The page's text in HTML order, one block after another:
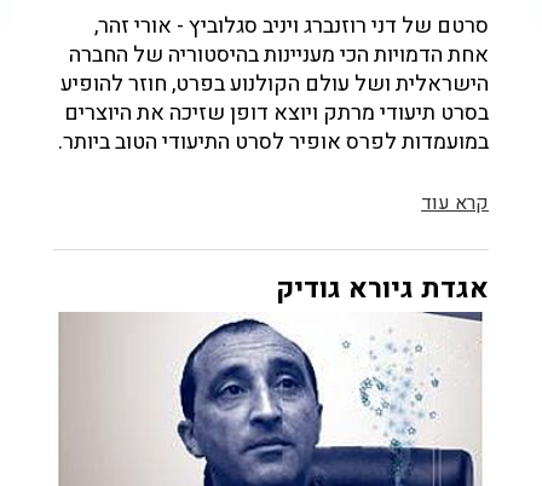
סרטם של דני רוזנברג ויניב סגלוביץ - אורי זהר,
אחת הדמויות הכי מעניינות בהיסטוריה של החברה
הישראלית ושל עולם הקולנוע בפרט, חוזר להופיע
בסרט תיעודי מרתק ויוצא דופן שזיכה את היוצרים
במועמדות לפרס אופיר לסרט התיעודי הטוב ביותר.
קרא עוד
אגדת גיורא גודיק